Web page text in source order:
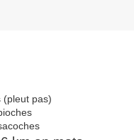
(pleut pas)